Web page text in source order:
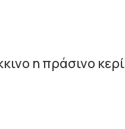
η πράσινο κερί